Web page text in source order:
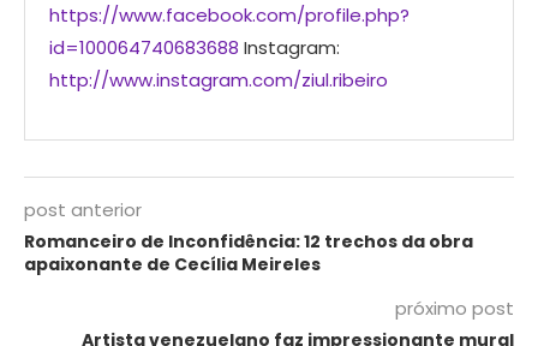
https://www.facebook.com/profile.php?
id=100064740683688 Instagram:
http://www.instagram.com/ziul.ribeiro
post anterior
Romanceiro de Inconfidência: 12 trechos da obra
apaixonante de Cecília Meireles
próximo post
Artista venezuelano faz impressionante mural